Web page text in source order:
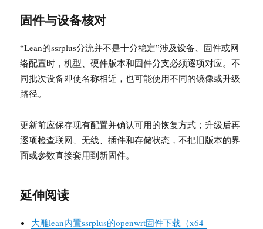
固件与设备核对
“Lean的ssrplus分流并不是十分稳定”涉及设备、固件或网
络配置时，机型、硬件版本和固件分支必须逐项对应。不
同批次设备即使名称相近，也可能使用不同的镜像或升级
路径。
更新前应保存现有配置并确认可用的恢复方式；升级后再
逐项检查联网、无线、插件和存储状态，不把旧版本的界
面或参数直接套用到新固件。
延伸阅读
大雕lean内置ssrplus的openwrt固件下载（x64-